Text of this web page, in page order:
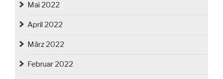
Mai 2022
April 2022
März 2022
Februar 2022